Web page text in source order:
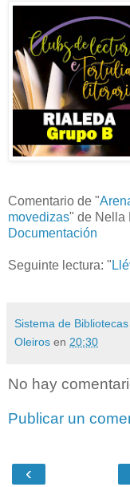
Comentario de "
movedizas" de Nella
Documentación
Seguinte lectura: "
Sistema de
Oleiros en 20:30
No hay
Publicar un
‹